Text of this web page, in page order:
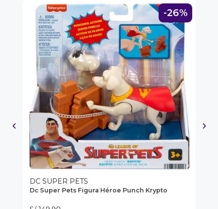
-26%
DC SUPER PETS
Dc Super Pets Figura Héroe Punch Krypto